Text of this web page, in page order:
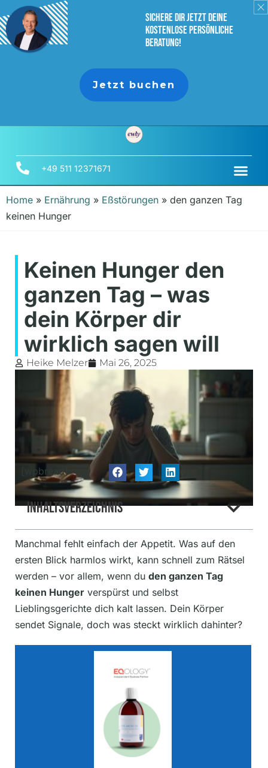
+49 511 12371671
Home » Ernährung » Eßstörungen » den ganzen Tag
keinen Hunger
Keinen Hunger den
ganzen Tag – was
dein Körper dir
wirklich sagen will
Heike Melzer Mai 26, 2025
[wpbread]
Inhaltsverzeichnis
Manchmal fehlt einfach der Appetit. Was auf den
ersten Blick harmlos wirkt, kann schnell zum Rätsel
werden – vor allem, wenn du den ganzen Tag
keinen Hunger verspürst und selbst
Lieblingsgerichte dich kalt lassen. Dein Körper
sendet Signale, doch was steckt wirklich dahinter?
sichere dir jetzt deine
Kostenlose persönliche
Beratung!
Jetzt buchen